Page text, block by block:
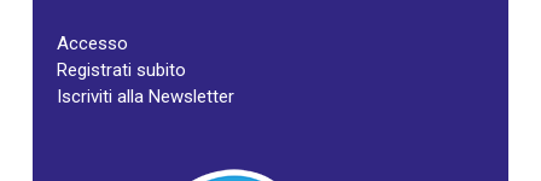
Accesso
Registrati subito
Iscriviti alla Newsletter